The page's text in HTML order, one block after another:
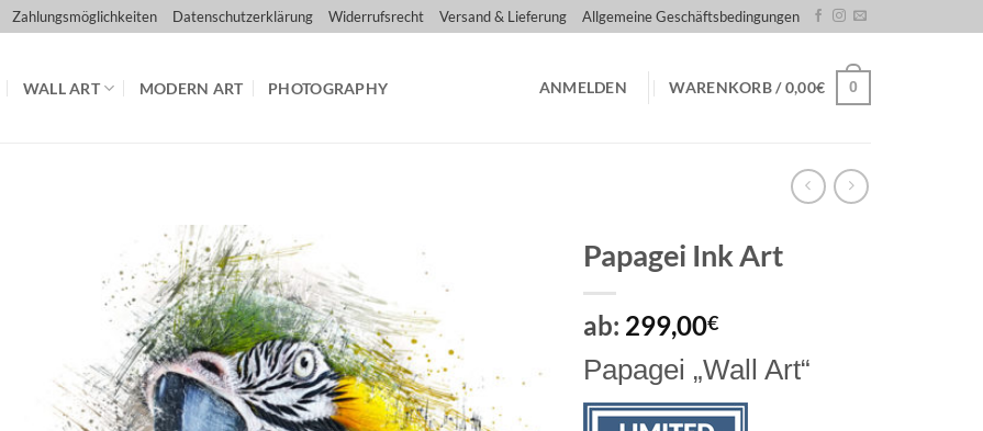
Zahlungsmöglichkeiten Datenschutzerklärung Widerrufsrecht Versand & Lieferung Allgemeine Geschäftsbedingungen
WALL ART MODERN ART PHOTOGRAPHY ANMELDEN WARENKORB /0,00€ 0
Papagei Ink Art
ab: 299,00€
Papagei „Wall Art“